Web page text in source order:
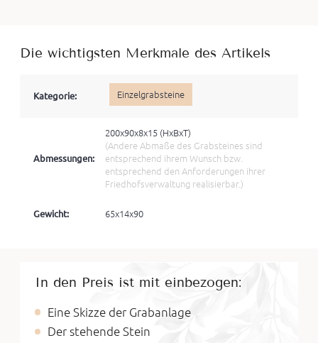
Die wichtigsten Merkmale des Artikels
Kategorie: Einzelgrabsteine
Abmessungen:
200x90x8x15 (HxBхT)
(Andere Abmaße des Grabsteines sind
entsprechend ihrem Wunsch bzw.
entsprechend den Anforderungen ihrer
Friedhofsverwaltung realisierbar.)
Gewicht: 65x14x90
In den Preis ist mit einbezogen:
Eine Skizze der Grabanlage
Der stehende Stein